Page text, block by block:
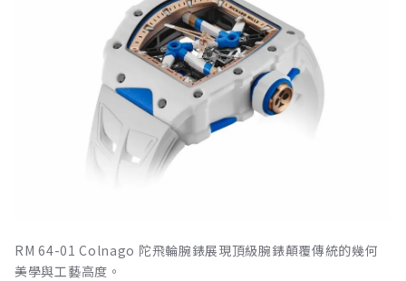
RM 64-01 Colnago 陀飛輪腕錶展現頂級腕錶顛覆傳統的幾何
美學與工藝高度。